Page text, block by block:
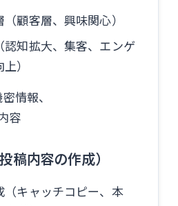
顧客層、興味関心）
認知拡大、集客、エンゲ
）
情報、
容
稿内容の作成）
（キャッチコピー、本